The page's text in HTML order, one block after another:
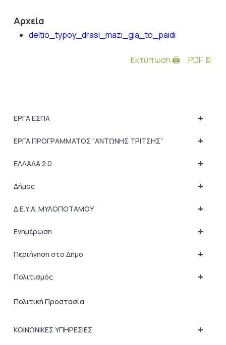
Αρχεία
deltio_typoy_drasi_mazi_gia_to_paidi
Εκτύπωση 🖨 PDF 📄
+
ΕΡΓΑ ΕΣΠΑ
+
ΕΡΓΑ ΠΡΟΓΡΑΜΜΑΤΟΣ “ΑΝΤΩΝΗΣ ΤΡΙΤΣΗΣ”
+
ΕΛΛΑΔΑ 2.0
+
Δήμος
+
Δ.Ε.Υ.Α. ΜΥΛΟΠΟΤΑΜΟΥ
+
Ενημέρωση
+
Περιήγηση στο Δήμο
+
Πολιτισμός
Πολιτική Προστασία
+
ΚΟΙΝΩΝΙΚΕΣ ΥΠΗΡΕΣΙΕΣ